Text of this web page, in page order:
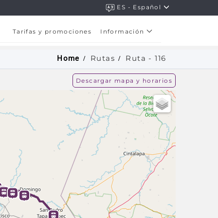
ES - Español
Tarifas y promociones Información
Home Rutas Ruta -116
Descargar mapa y horarios